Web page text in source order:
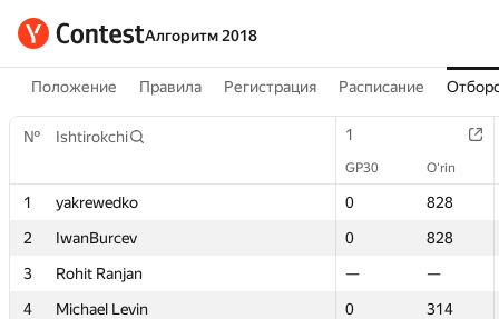
Алгоритм 2018
Положение Правила Регистрация Расписание
№ Ishtirokchi 1
GP30 O‘rin
1 yakrewedko 0
828
2
IwanBurcev 0
828
3
Rohit Ranjan —
—
4
Michael Levin 0
314
№ Ishtirokchi 1
GP30 O‘rin
1 yakrewedko 0
828
2
IwanBurcev 0
828
3
Rohit Ranjan —
—
4
Michael Levin 0
314